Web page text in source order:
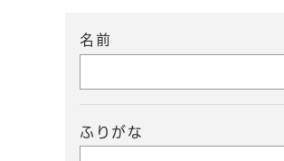
名前
ふりがな